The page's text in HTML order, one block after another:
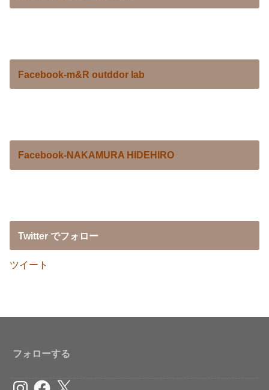
Facebook-m&R outddor lab
Facebook-NAKAMURA HIDEHIRO
Twitter でフォロー
ツイート
フォローする
InstagramFacebook
X